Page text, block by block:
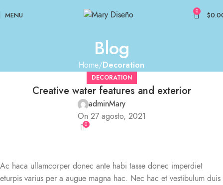
MENU 0 $
Blog
Home Decoration
DECORATION
Creative water features and exterior
adminMary
On 27 agosto, 2021
0
Ac haca ullamcorper donec ante habi tasse donec imperdiet
eturpis varius per a augue magna hac. Nec hac et vestibulum duis